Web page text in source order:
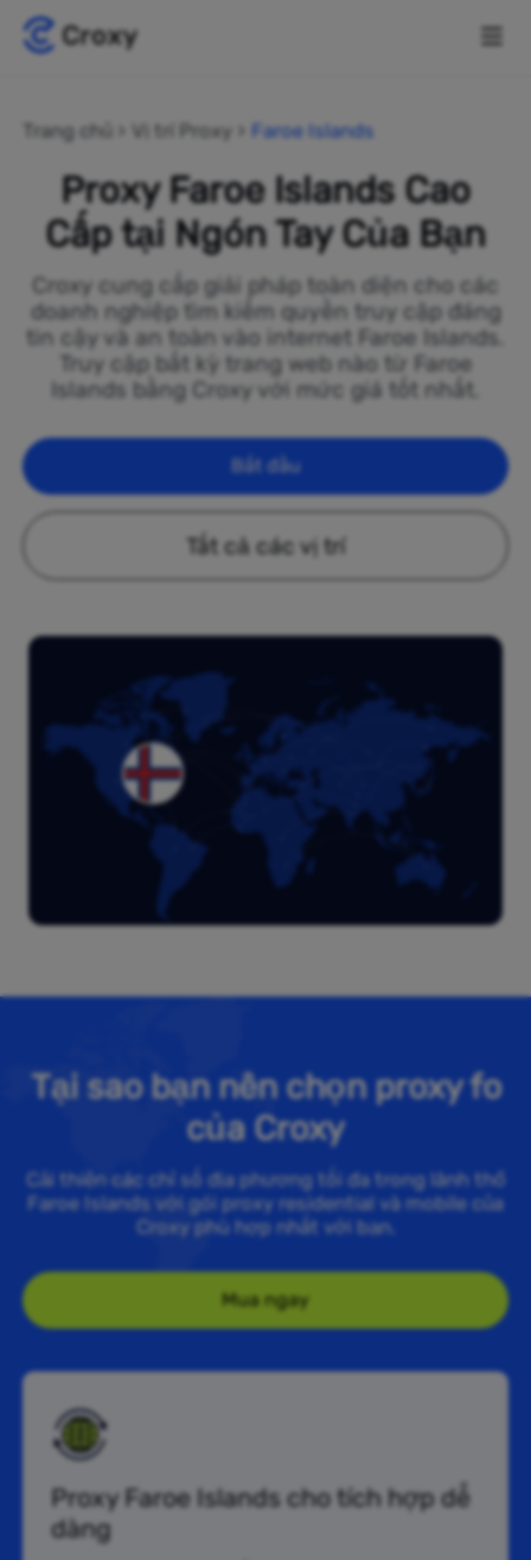
Trang chủ Vị trí Proxy Faroe Islands
Proxy Faroe Islands Cao
Cấp tại Ngón Tay Của Bạn
Croxy cung cấp giải pháp toàn diện cho các
doanh nghiệp tìm kiếm quyền truy cập đáng
tin cậy và an toàn vào internet Faroe Islands.
Truy cập bất kỳ trang web nào từ Faroe
Islands bằng Croxy với mức giá tốt nhất.
Bắt đầu
Tất cả các vị trí
Tại sao bạn nên chọn proxy fo
của Croxy
Cải thiện các chỉ số địa phương tối đa trong lãnh thổ
Faroe Islands với gói proxy residential và mobile của
Croxy phù hợp nhất với bạn.
Mua ngay
Proxy Faroe Islands cho tích hợp dễ
dàng